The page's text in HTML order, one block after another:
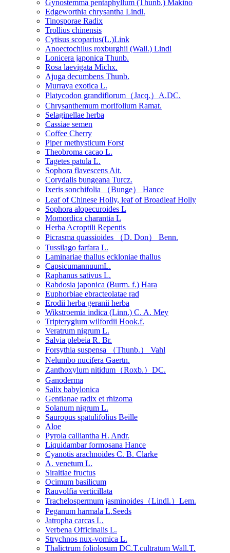
Gynostemma pentaphyllum (Thunb.) Makino
Edgeworthia chrysantha Lindl.
Tinosporae Radix
Trollius chinensis
Cytisus scoparius(L.)Link
Anoectochilus roxburghii (Wall.) Lindl
Lonicera japonica Thunb.
Rosa laevigata Michx.
Ajuga decumbens Thunb.
Murraya exotica L.
Platycodon grandiflorum（Jacq.）A.DC.
Chrysanthemum morifolium Ramat.
Selaginellae herba
Cassiae semen
Coffee Cherry
Piper methysticum Forst
Theobroma cacao L.
Tagetes patula L.
Sophora flavescens Ait.
Corydalis bungeana Turcz.
Ixeris sonchifolia （Bunge） Hance
Leaf of Chinese Holly, leaf of Broadleaf Holly
Sophora alopecuroides L
Momordica charantia L
Herba Acroptili Repentis
Picrasma quassioides （D. Don） Benn.
Tussilago farfara L.
Laminariae thallus eckloniae thallus
CapsicumannuumL.
Raphanus sativus L.
Rabdosia japonica (Burm. f.) Hara
Euphorbiae ebracteolatae rad
Erodii herba geranii herba
Wikstroemia indica (Linn.) C. A. Mey
Tripterygium wilfordii Hook.f.
Veratrum nigrum L.
Salvia plebeia R. Br.
Forsythia suspensa （Thunb.） Vahl
Nelumbo nucifera Gaertn.
Zanthoxylum nitidum（Roxb.）DC.
Ganoderma
Salix babylonica
Gentianae radix et rhizoma
Solanum nigrum L.
Sauropus spatulifolius Beille
Aloe
Pyrola calliantha H. Andr.
Liquidambar formosana Hance
Cyanotis arachnoides C. B. Clarke
A. venetum L.
Siraitiae fructus
Ocimum basilicum
Rauvolfia verticillata
Trachelospermum jasminoides（Lindl.）Lem.
Peganum harmala L.Seeds
Jatropha carcas L.
Verbena Officinalis L.
Strychnos nux-vomica L.
Thalictrum foliolosum DC.T.cultratum Wall.T.